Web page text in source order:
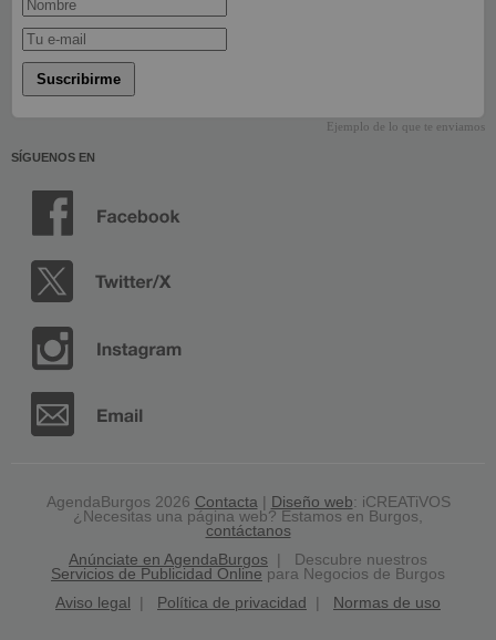
Suscribirme
Ejemplo de lo que te enviamos
SÍGUENOS EN
AgendaBurgos 2026 Contacta| Diseño web: iCREATiVOS
¿Necesitas una página web? Estamos en Burgos,
contáctanos
Anúnciate en AgendaBurgos | Descubre nuestros
Servicios de Publicidad Online para Negocios de Burgos
Aviso legal
Política de privacidad Normas de uso